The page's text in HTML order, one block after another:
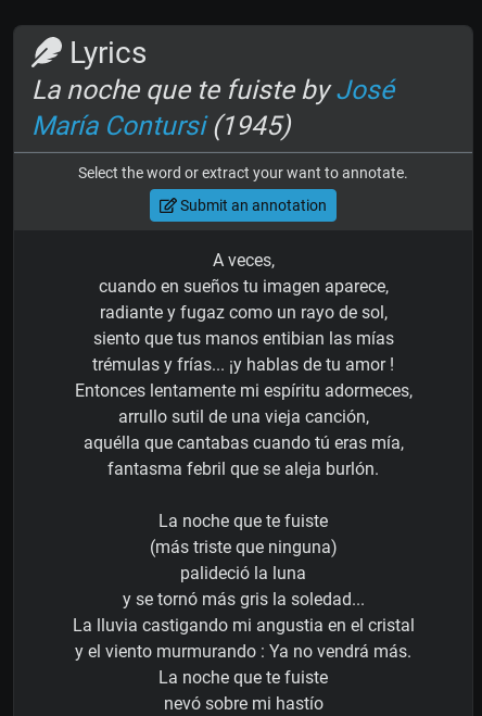
Lyrics
La noche que te fuiste byJosé
María Contursi(1945)
Select the word or extract your want to annotate.
Submit an annotation
A veces,
cuando en sueños tu imagen aparece,
radiante y fugaz como un rayo de sol,
siento que tus manos entibian las mías
trémulas y frías... ¡y hablas de tu amor !
Entonces lentamente mi espíritu adormeces,
arrullo sutil de una vieja canción,
aquélla que cantabas cuando tú eras mía,
fantasma febril que se aleja burlón.
La noche que te fuiste
(más triste que ninguna)
palideció la luna
y se tornó más gris la soledad...
La lluvia castigando mi angustia en el cristal
y el viento murmurando : Ya no vendrá más.
La noche que te fuiste
nevó sobre mi hastío